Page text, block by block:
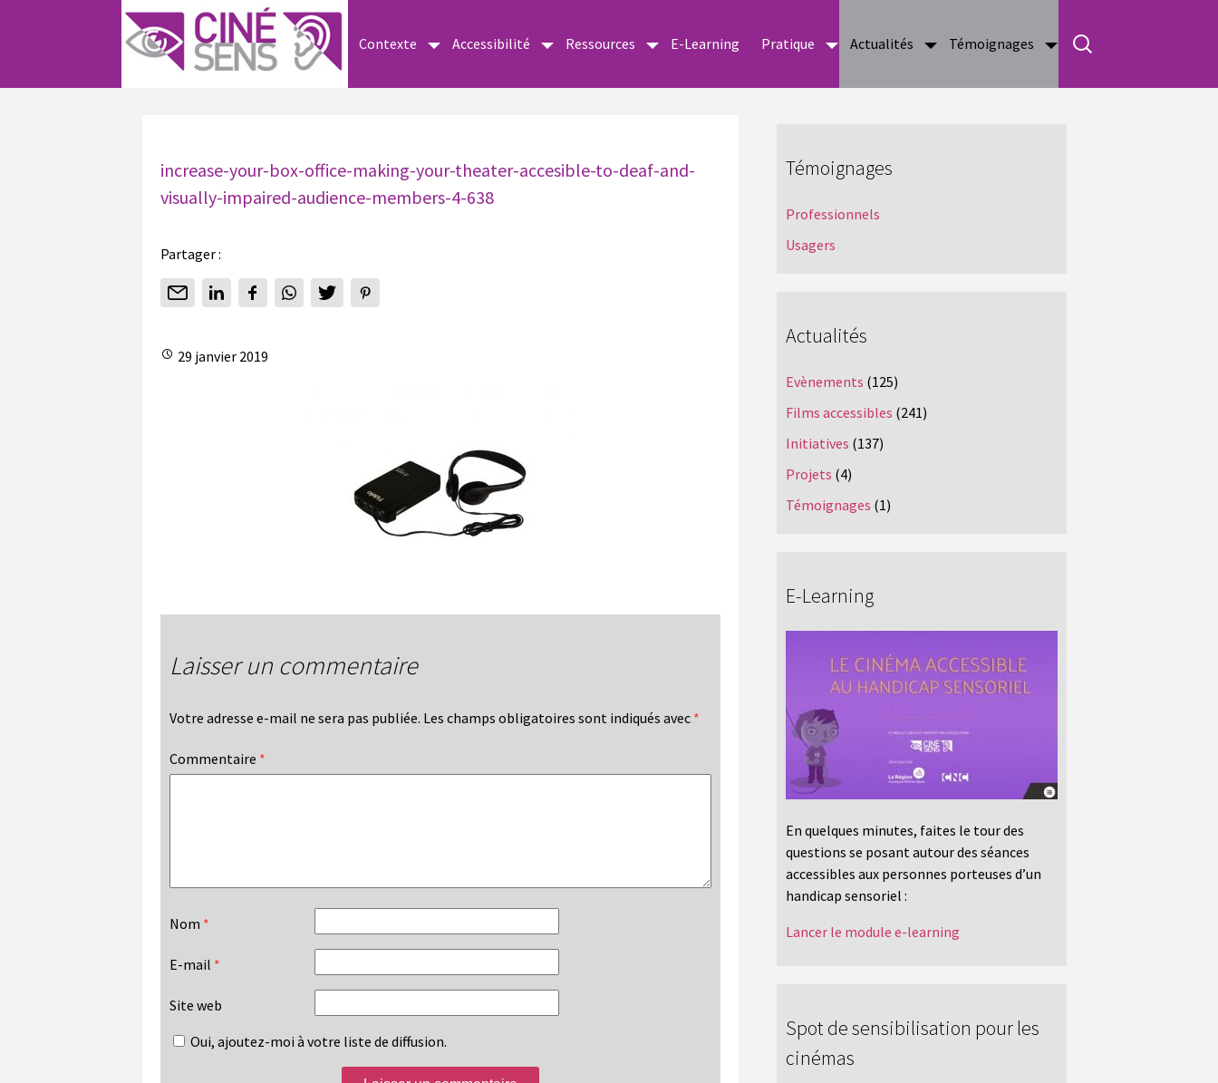
Contexte Accessibilité Ressources E-Learning Pratique Actualités Témoignages
increase-your-box-office-making-your-theater-accesible-to-deaf-and-
visually-impaired-audience-members-4-638
Partager :
29 janvier 2019
Laisser un commentaire
Votre adresse e-mail ne sera pas publiée. Les champs obligatoires sont indiqués avec *
Commentaire *
Nom *
E-mail *
Site web
Oui, ajoutez-moi à votre liste de diffusion.
Témoignages
Professionnels
Usagers
Actualités
Evènements (125)
Films accessibles (241)
Initiatives (137)
Projets (4)
Témoignages (1)
E-Learning
En quelques minutes, faites le tour des
questions se posant autour des séances
accessibles aux personnes porteuses d’un
handicap sensoriel :
Lancer le module e-learning
Spot de sensibilisation pour les
cinémas